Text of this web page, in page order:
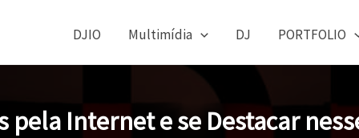
DJIO Multimídia DJ PORTFOLIO
pela Internet e se Destacar